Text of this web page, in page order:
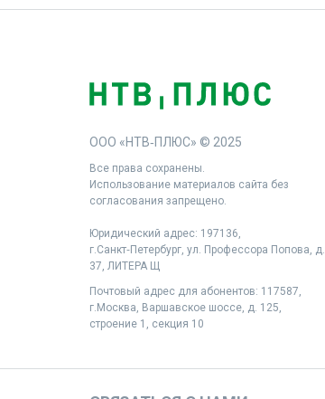
ООО «НТВ‑ПЛЮС» © 2025
Все права сохранены.
Использование материалов сайта без
согласования запрещено.
Юридический адрес: 197136,
г.Санкт‑Петербург, ул. Профессора Попова, д.
37, ЛИТЕРА Щ
Почтовый адрес для абонентов: 117587,
г.Москва, Варшавское шоссе, д. 125,
строение 1, секция 10